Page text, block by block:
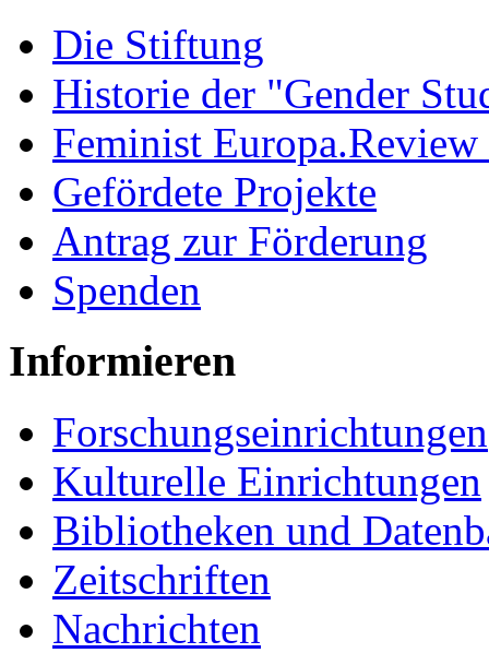
Die Stiftung
Historie der "Gender
Feminist
Gefördete Projekte
Antrag zur Förderung
Spenden
Informieren
Forschungseinrichtungen
Kulturelle Einrichtungen
Bibliotheken und
Zeitschriften
Nachrichten